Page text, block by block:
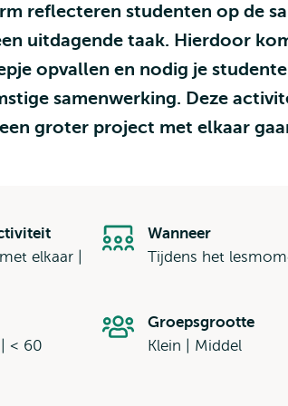
reflecteren studenten op de
uitdagende taak. Hierdoor
opvallen en nodig je
samenwerking. Deze
groter project met elkaar
elkaar |
Wanneer
Tijdens het
< 60
Groepsgrootte
Klein | Middel